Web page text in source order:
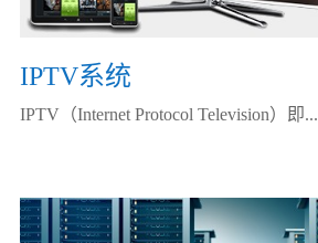
IPTV系统
IPTV（Internet Protocol Television）即...